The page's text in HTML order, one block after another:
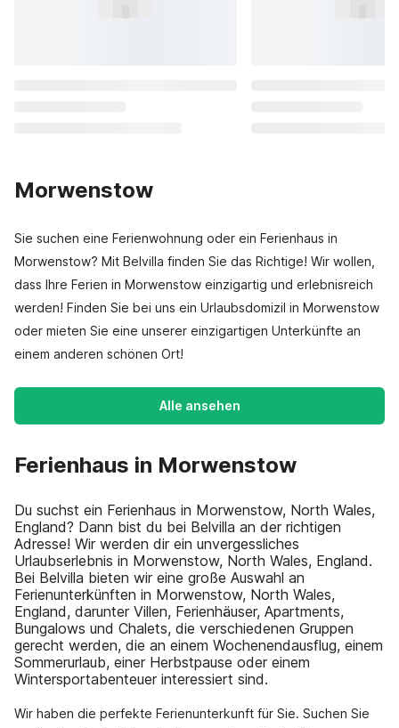
Morwenstow
Sie suchen eine Ferienwohnung oder ein Ferienhaus in
Morwenstow? Mit Belvilla finden Sie das Richtige! Wir wollen,
dass Ihre Ferien in Morwenstow einzigartig und erlebnisreich
werden! Finden Sie bei uns ein Urlaubsdomizil in Morwenstow
oder mieten Sie eine unserer einzigartigen Unterkünfte an
einem anderen schönen Ort!
Alle ansehen
Ferienhaus in Morwenstow
Du suchst ein Ferienhaus in Morwenstow, North Wales,
England? Dann bist du bei Belvilla an der richtigen
Adresse! Wir werden dir ein unvergessliches
Urlaubserlebnis in Morwenstow, North Wales, England.
Bei Belvilla bieten wir eine große Auswahl an
Ferienunterkünften in Morwenstow, North Wales,
England, darunter Villen, Ferienhäuser, Apartments,
Bungalows und Chalets, die verschiedenen Gruppen
gerecht werden, die an einem Wochenendausflug, einem
Sommerurlaub, einer Herbstpause oder einem
Wintersportabenteuer interessiert sind.
Wir haben die perfekte Ferienunterkunft für Sie. Suchen Sie